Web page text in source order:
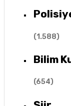
(1.588)
Bilim
(654)